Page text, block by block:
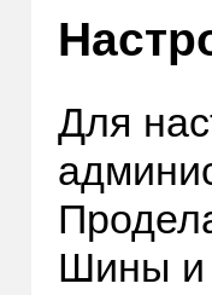
Для
Шины и